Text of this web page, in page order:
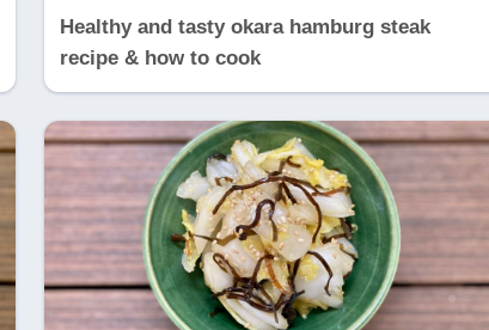
Healthy and tasty okara hamburg steak
recipe & how to cook